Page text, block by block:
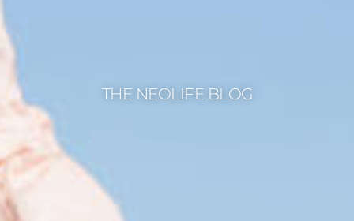
THE NEOLIFE BLOG